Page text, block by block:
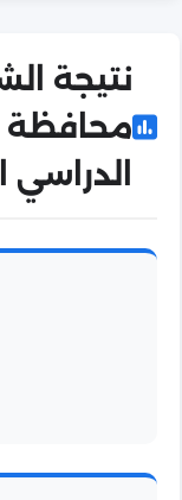
نتيجة
محافظة
الدراسي الثاني